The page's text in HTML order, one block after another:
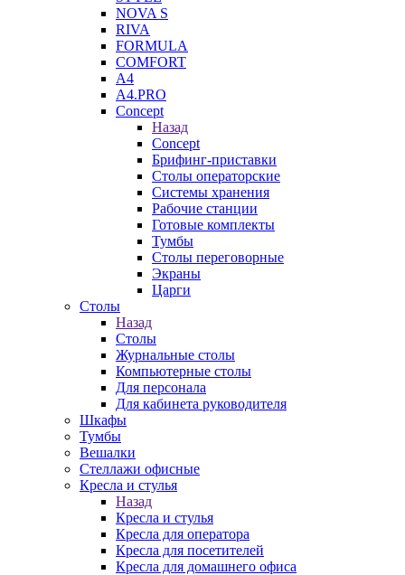
NOVA S
RIVA
FORMULA
COMFORT
A4
A4.PRO
Concept
Назад
Concept
Брифинг-приставки
Столы операторские
Системы хранения
Рабочие станции
Готовые комплекты
Тумбы
Столы переговорные
Экраны
Царги
Столы
Назад
Столы
Журнальные столы
Компьютерные столы
Для персонала
Для кабинета руководителя
Шкафы
Тумбы
Вешалки
Стеллажи офисные
Кресла и стулья
Назад
Кресла и стулья
Кресла для оператора
Кресла для посетителей
Кресла для домашнего офиса